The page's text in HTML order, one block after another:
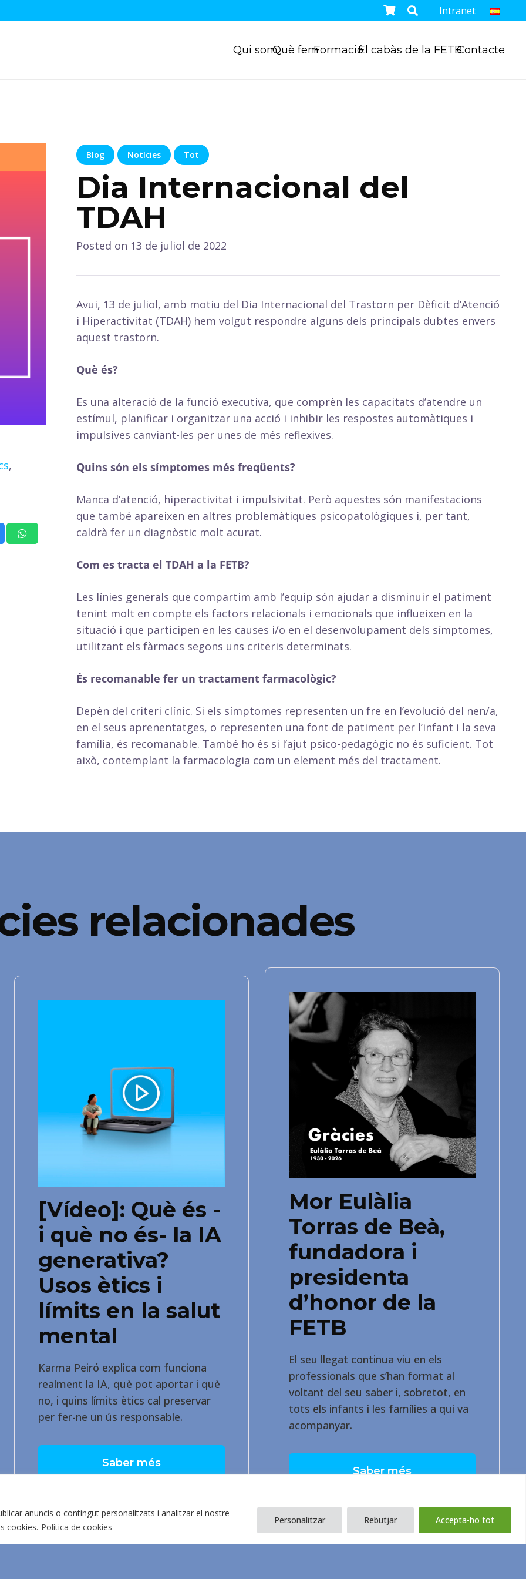
anuncis o contingut personalitzats i analitzar el nostre
cookies. Política de cookies
Personalitzar Rebutjar Accepta-ho tot
Intranet
Qui somQuè femFormacióEl cabàs de la FETBContacte
,
Blog Notícies Tot
Dia Internacional del
TDAH
Posted on 13 de juliol de 2022
Avui, 13 de juliol, amb motiu del Dia Internacional del Trastorn per Dèficit d’Atenció
i Hiperactivitat (TDAH) hem volgut respondre alguns dels principals dubtes envers
aquest trastorn.
Què és?
Es una alteració de la funció executiva, que comprèn les capacitats d’atendre un
estímul, planificar i organitzar una acció i inhibir les respostes automàtiques i
impulsives canviant-les per unes de més reflexives.
Quins són els símptomes més freqüents?
Manca d’atenció, hiperactivitat i impulsivitat. Però aquestes són manifestacions
que també apareixen en altres problemàtiques psicopatològiques i, per tant,
caldrà fer un diagnòstic molt acurat.
Com es tracta el TDAH a la FETB?
Les línies generals que compartim amb l’equip són ajudar a disminuir el patiment
tenint molt en compte els factors relacionals i emocionals que influeixen en la
situació i que participen en les causes i/o en el desenvolupament dels símptomes,
utilitzant els fàrmacs segons uns criteris determinats.
És recomanable fer un tractament farmacològic?
Depèn del criteri clínic. Si els símptomes representen un fre en l’evolució del nen/a,
en el seus aprenentatges, o representen una font de patiment per l’infant i la seva
família, és recomanable. També ho és si l’ajut psico-pedagògic no és suficient. Tot
això, contemplant la farmacologia com un element més del tractament.
relacionades
[Vídeo]: Què és -
i què no és- la IA
generativa?
Usos ètics i
límits en la salut
mental
Karma Peiró explica com funciona
realment la IA, què pot aportar i què
no, i quins límits ètics cal preservar
per fer-ne un ús responsable.
Saber més
Mor Eulàlia
Torras de Beà,
fundadora i
presidenta
d’honor de la
FETB
El seu llegat continua viu en els
professionals que s’han format al
voltant del seu saber i, sobretot, en
tots els infants i les famílies a qui va
acompanyar.
Saber més